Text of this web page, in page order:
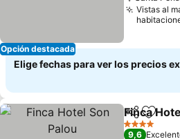
Opción destacada
Vistas al
Elige fechas para ver los precios
Compartir
Finca
4 Estrellas
9,6